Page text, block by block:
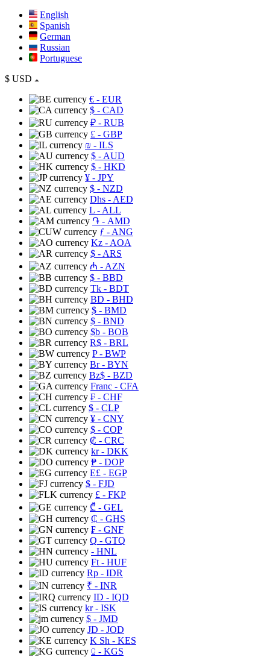
English
Spanish
German
Russian
Portuguese
$ USD
€ - EUR
$ - CAD
₽ - RUB
£ - GBP
₪ - ILS
$ - AUD
$ - HKD
¥ - JPY
$ - NZD
Dhs - AED
L - ALL
֏ - AMD
ƒ - ANG
Kz - AOA
$ - ARS
₼ - AZN
$ - BBD
Tk - BDT
BD - BHD
$ - BMD
$ - BND
$b - BOB
R$ - BRL
P- BWP
Br- BYN
Bz$ - BZD
Franc - CFA
₣ - CHF
$ - CLP
¥ - CNY
$ - COP
₡ - CRC
kr- DKK
₱ - DOP
E£ - EGP
$ - FJD
£ - FKP
₾ - GEL
₵ - GHS
₣ - GNF
Q - GTQ
- HNL
Ft - HUF
Rp - IDR
₹ - INR
ID - IQD
kr- ISK
$ - JMD
JD - JOD
K Sh - KES
⃀ - KGS